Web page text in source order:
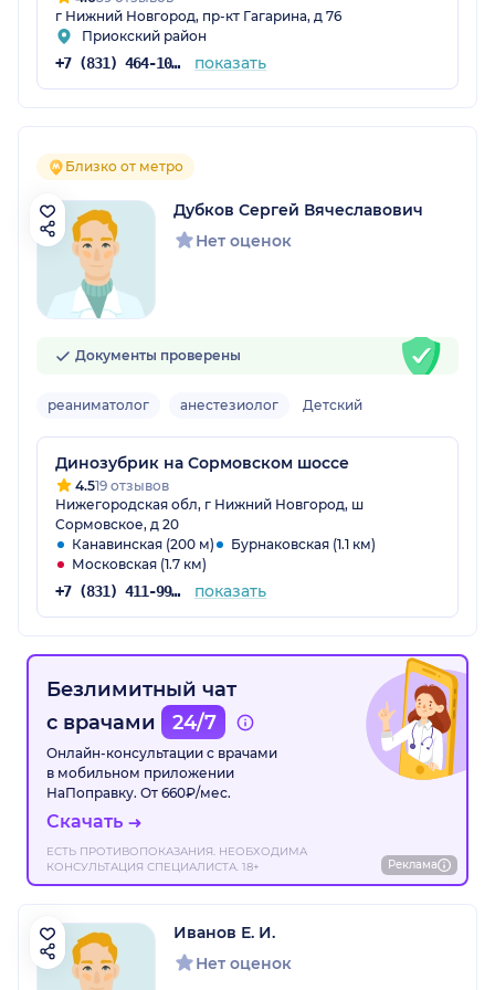
г Нижний Новгород, пр-кт Гагарина, д 76
Приокский район
+7 (831) 464-10-69 показать
Близко от метро
Дубков Сергей Вячеславович
Нет оценок
Документы проверены
реаниматолог анестезиолог Детский
Динозубрик на Сормовском шоссе
4.519 отзывов
Нижегородская обл, г Нижний Новгород, ш
Сормовское, д 20
Канавинская (200 м)
Бурнаковская (1.1 км)
Московская (1.7 км)
+7 (831) 411-99-99 показать
Безлимитный чат
с врачами
24/7
Онлайн-консультации с врачами
в мобильном приложении
НаПоправку. От 660₽/мес.
Скачать
ЕСТЬ ПРОТИВОПОКАЗАНИЯ. НЕОБХОДИМА
КОНСУЛЬТАЦИЯ СПЕЦИАЛИСТА. 18+
Реклама
Иванов Е. И.
Нет оценок